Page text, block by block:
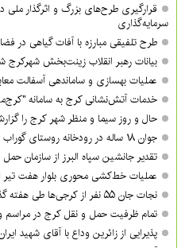
قرارگیری طرح‌های بزرگ و اثرگذار
سرمایه‌گذاری
طرح تلفیقی مبارزه با آفات گیاهی در
بیانات رهبر انقلاب زینت‌بخش شهرکرج
عملیات بهسازی و ساماندهی آسفالت
خدمات آتش‌نشانی کرج به سامانه
حال و روز سیما و منظر شهر کرج را
جوان ۱۸ ساله در رودخانه روستای گوراب غرق شد
تقدیر جانشین سپاه البرز از سازمان
عملیات خط‌کشی محوری بلوار هفت تیر
نجات جان ۵۵ نفر از کرجی‌ها طی هفته گذشته توسط آتش‌نشانان
تمام ظرفیت حمل و نقل کرج در مراسم
پذیرایی از زائرین وداع با آقای شهید